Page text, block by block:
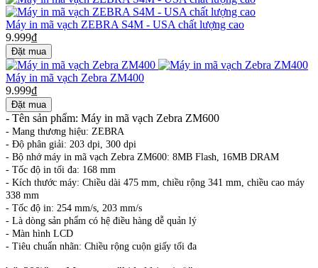
Máy in mã vạch ZEBRA S4M - USA chất lượng cao
9.999₫
Máy in mã vạch Zebra ZM400
9.999₫
- Tên sản phẩm: Máy in mã vạch Zebra ZM600
- Mang thương hiệu: ZEBRA
- Độ phân giải: 203 dpi, 300 dpi
- Bộ nhớ máy in mã vạch Zebra ZM600: 8MB Flash, 16MB DRAM
- Tốc độ in tối đa: 168 mm
- Kích thước máy: Chiều dài 475 mm, chiều rộng 341 mm, chiều cao máy
338 mm
- Tốc độ in: 254 mm/s, 203 mm/s
- Là dòng sản phẩm có hệ điều hàng dễ quản lý
- Màn hình LCD
- Tiêu chuẩn nhãn: Chiều rộng cuộn giấy tối đa